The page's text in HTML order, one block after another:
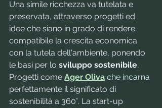
Una simile ricchezza va tutelata e
preservata, attraverso progetti ed
idee che siano in grado di rendere
compatibile la crescita economica
con la tutela dell'ambiente, ponendo
le basi per lo sviluppo sostenibile.
Progetti come Ager Oliva che incarna
perfettamente il significato di
sostenibilità a 360°. La start-up